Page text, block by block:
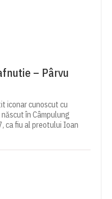
– Pârvu
iconar cunoscut cu
în Câmpulung
ca fiu al preotului Ioan